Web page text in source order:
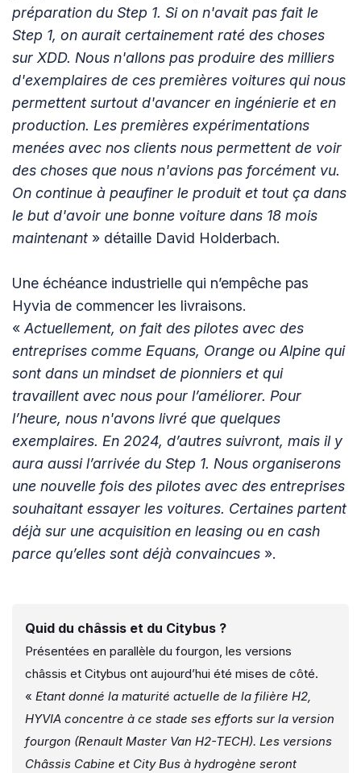
préparation du Step 1. Si on n'avait pas fait le
Step 1, on aurait certainement raté des choses
sur XDD. Nous n'allons pas produire des milliers
d'exemplaires de ces premières voitures qui nous
permettent surtout d'avancer en ingénierie et en
production. Les premières expérimentations
menées avec nos clients nous permettent de voir
des choses que nous n'avions pas forcément vu.
On continue à peaufiner le produit et tout ça dans
le but d'avoir une bonne voiture dans 18 mois
maintenant » détaille David Holderbach.
Une échéance industrielle qui n’empêche pas
Hyvia de commencer les livraisons.
« Actuellement, on fait des pilotes avec des
entreprises comme Equans, Orange ou Alpine qui
sont dans un mindset de pionniers et qui
travaillent avec nous pour l’améliorer. Pour
l’heure, nous n'avons livré que quelques
exemplaires. En 2024, d’autres suivront, mais il y
aura aussi l’arrivée du Step 1. Nous organiserons
une nouvelle fois des pilotes avec des entreprises
souhaitant essayer les voitures. Certaines partent
déjà sur une acquisition en leasing ou en cash
parce qu’elles sont déjà convaincues ».
Quid du châssis et du Citybus ?
Présentées en parallèle du fourgon, les versions
châssis et Citybus ont aujourd’hui été mises de côté.
« Etant donné la maturité actuelle de la filière H2,
HYVIA concentre à ce stade ses efforts sur la version
fourgon (Renault Master Van H2-TECH). Les versions
Châssis Cabine et City Bus à hydrogène seront